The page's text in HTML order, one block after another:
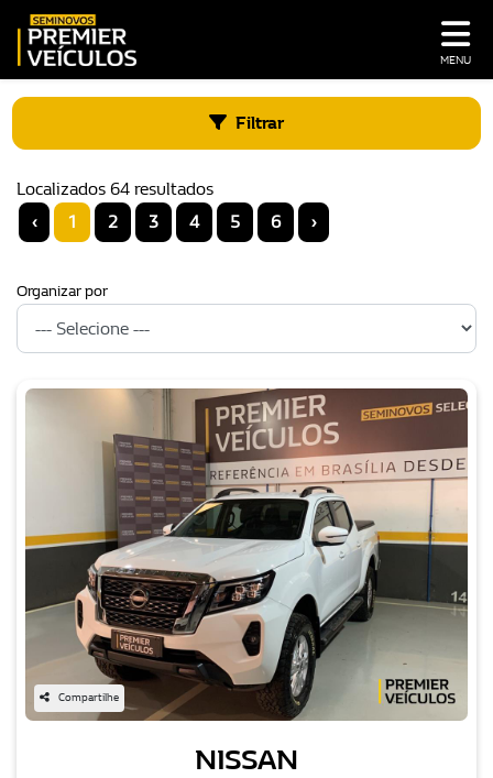
MENU
Localizados 64 resultados
‹
1 2 3 4 5 6 ›
Filtrar
Organizar por
Compartilhe
NISSAN